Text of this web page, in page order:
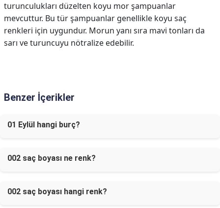
turunculukları düzelten koyu mor şampuanlar
mevcuttur. Bu tür şampuanlar genellikle koyu saç
renkleri için uygundur. Morun yanı sıra mavi tonları da
sarı ve turuncuyu nötralize edebilir.
Benzer İçerikler
01 Eylül hangi burç?
002 saç boyası ne renk?
002 saç boyası hangi renk?